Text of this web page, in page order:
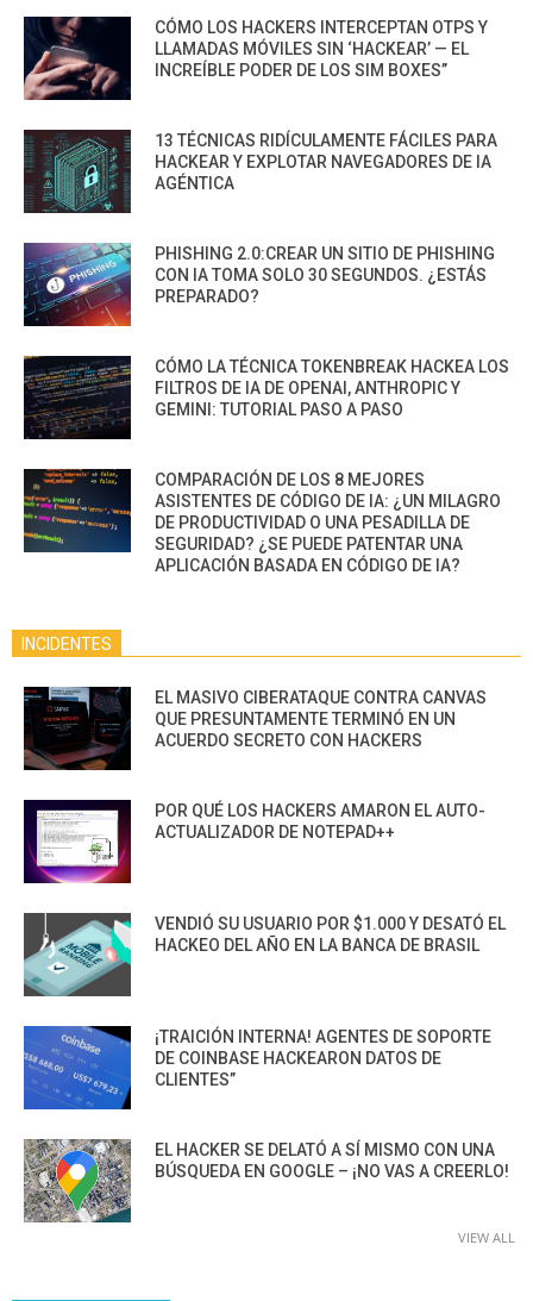
CÓMO LOS HACKERS INTERCEPTAN OTPS Y
LLAMADAS MÓVILES SIN ‘HACKEAR’ — EL
INCREÍBLE PODER DE LOS SIM BOXES”
13 TÉCNICAS RIDÍCULAMENTE FÁCILES PARA
HACKEAR Y EXPLOTAR NAVEGADORES DE IA
AGÉNTICA
PHISHING 2.0:CREAR UN SITIO DE PHISHING
CON IA TOMA SOLO 30 SEGUNDOS. ¿ESTÁS
PREPARADO?
CÓMO LA TÉCNICA TOKENBREAK HACKEA LOS
FILTROS DE IA DE OPENAI, ANTHROPIC Y
GEMINI: TUTORIAL PASO A PASO
COMPARACIÓN DE LOS 8 MEJORES
ASISTENTES DE CÓDIGO DE IA: ¿UN MILAGRO
DE PRODUCTIVIDAD O UNA PESADILLA DE
SEGURIDAD? ¿SE PUEDE PATENTAR UNA
APLICACIÓN BASADA EN CÓDIGO DE IA?
INCIDENTES
EL MASIVO CIBERATAQUE CONTRA CANVAS
QUE PRESUNTAMENTE TERMINÓ EN UN
ACUERDO SECRETO CON HACKERS
POR QUÉ LOS HACKERS AMARON EL AUTO-
ACTUALIZADOR DE NOTEPAD++
VENDIÓ SU USUARIO POR $1.000 Y DESATÓ EL
HACKEO DEL AÑO EN LA BANCA DE BRASIL
¡TRAICIÓN INTERNA! AGENTES DE SOPORTE
DE COINBASE HACKEARON DATOS DE
CLIENTES”
EL HACKER SE DELATÓ A SÍ MISMO CON UNA
BÚSQUEDA EN GOOGLE – ¡NO VAS A CREERLO!
VIEW ALL